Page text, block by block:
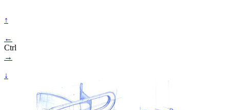
↑
←
Ctrl
→
↓